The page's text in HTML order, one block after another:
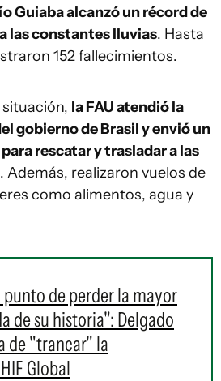
Guiaba alcanzó un récord de
las constantes lluvias. Hasta
152 fallecimientos.
la FAU atendió la
gobierno de Brasil y envió un
rescatar y trasladar a las
. Además, realizaron vuelos de
como alimentos, agua y
de perder la mayor
de su historia": Delgado
de "trancar" la
Global